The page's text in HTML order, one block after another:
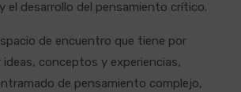
el desarrollo del pensamiento crítico.
de encuentro que tiene por
conceptos y experiencias,
de pensamiento complejo,